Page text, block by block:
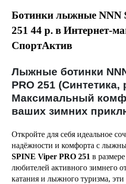
Ботинки лыжные NNN
251 44 р. в Интернет-
СпортАктив
Лыжные ботинки
PRO 251 (Синтетика,
Максимальный
ваших зимних
Откройте для себя идеальное
надёжности и комфорта с
SPINE Viper PRO 251 в
любителей активного зимнего
катания и лыжного туризма,